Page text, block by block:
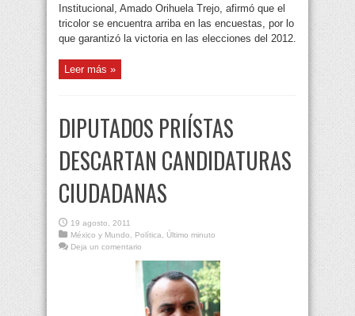
Institucional, Amado Orihuela Trejo, afirmó que el
tricolor se encuentra arriba en las encuestas, por lo
que garantizó la victoria en las elecciones del 2012.
Leer más »
DIPUTADOS PRIÍSTAS
DESCARTAN CANDIDATURAS
CIUDADANAS
19 agosto, 2011
México y Mundo
Política
Último minuto
Deja un comentario